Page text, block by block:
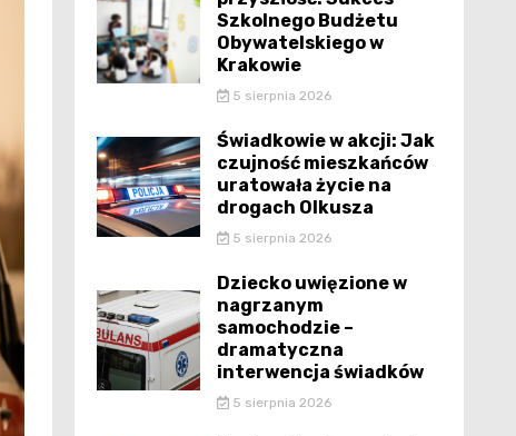
Szkolnego Budżetu
Obywatelskiego w
Krakowie
5 sierpnia 2026
Świadkowie w akcji: Jak
czujność mieszkańców
uratowała życie na
drogach Olkusza
5 sierpnia 2026
Dziecko uwięzione w
nagrzanym
samochodzie –
dramatyczna
interwencja świadków
5 sierpnia 2026